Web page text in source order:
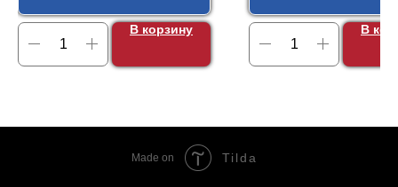
В корзину В
Made on Tilda